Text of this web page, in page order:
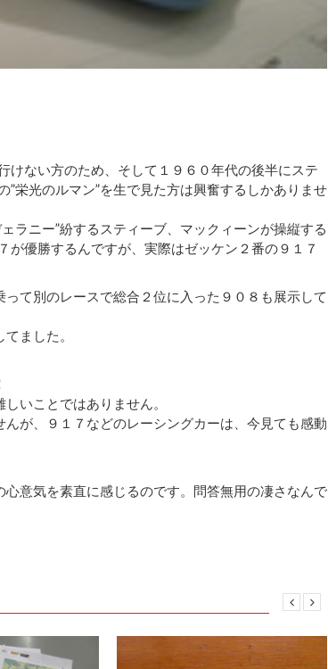
けない方のため、そして１９６０年代の後半にステ
”栄光のルマン”を生で見た方は興奮するしかありませ
ラニー”紛するスティーブ、マックィーンが操縦する
が優勝するんですが、実際はゼッケン２番の９１７
て別のレースで総合２位に入った９０８も展示して
ました。
いことではありません。
が、９１７などのレーシングカーは、今見ても感動
意気を素直に感じるのです。問答無用の凄さなんで